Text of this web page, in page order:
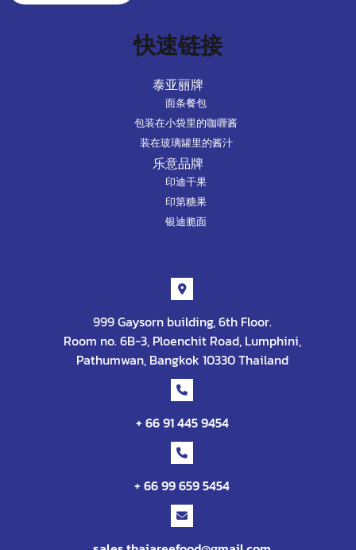
快速链接
泰亚丽牌
面条餐包
包装在小袋里的咖喱酱
装在玻璃罐里的酱汁
乐意品牌
印迪干果
印第糖果
银迪脆面
999 Gaysorn building, 6th Floor.
Room no. 6B-3, Ploenchit Road, Lumphini,
Pathumwan, Bangkok 10330 Thailand
+ 66 91 445 9454
+ 66 99 659 5454